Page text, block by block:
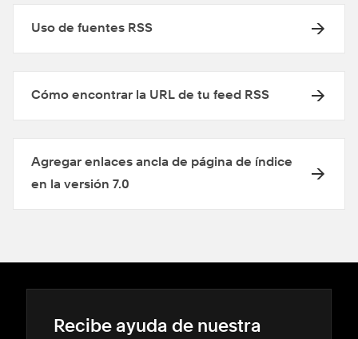
Uso de fuentes RSS
Cómo encontrar la URL de tu feed RSS
Agregar enlaces ancla de página de índice
en la versión 7.0
Recibe ayuda de nuestra